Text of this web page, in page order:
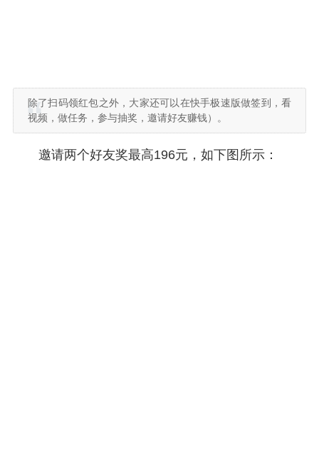
除了扫码领红包之外，大家还可以在快手极速版做签到，看
视频，做任务，参与抽奖，邀请好友赚钱）。
邀请两个好友奖最高196元，如下图所示：